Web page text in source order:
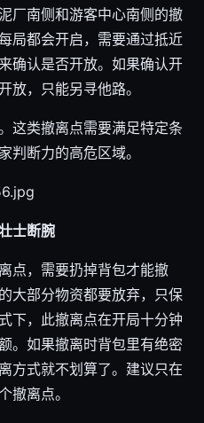
厂南侧和游客中心南侧的撤
局都会开启，需要通过抵近
确认是否开放。如果确认开
放，只能另寻他路。
这类撤离点需要满足特定条
判断力的高危区域。
士断腕
点，需要扔掉背包才能撤
大部分物资都要放弃，只保
下，此撤离点在开局十分钟
。如果撤离时背包里有绝密
方式就不划算了。建议只在
撤离点。